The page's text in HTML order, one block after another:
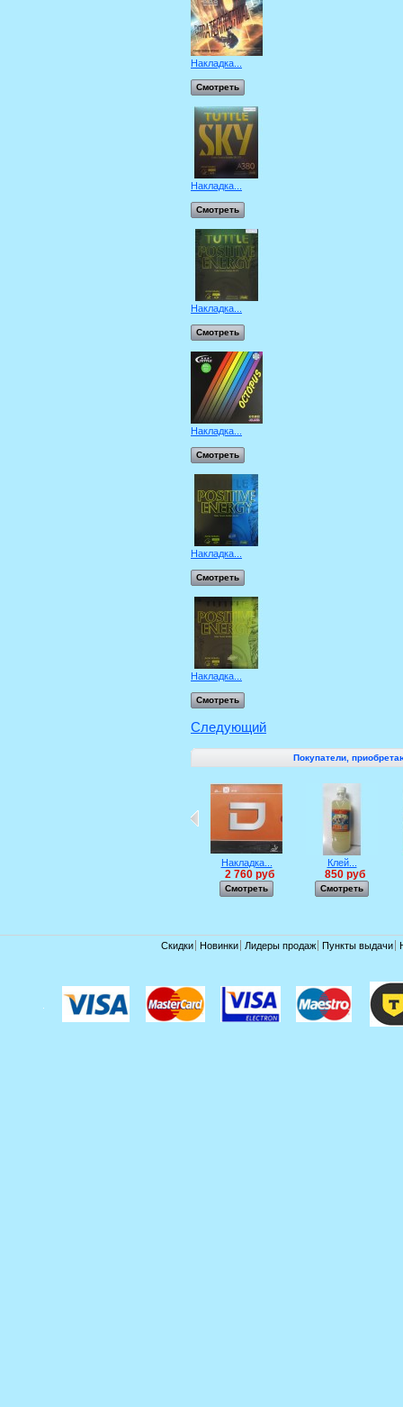
Накладка...
Смотреть
Накладка...
Смотреть
Накладка...
Смотреть
Накладка...
Смотреть
Накладка...
Смотреть
Накладка...
Смотреть
Следующий
Покупатели,
Накладка...
2 760 руб
Смотреть
Клей...
850 руб
Смотреть
Скидки Новинки Лидеры продаж Пункты выдачи